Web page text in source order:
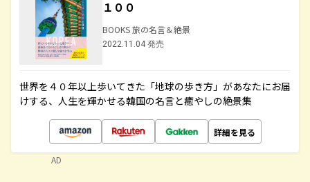
１００
BOOKS 旅の名言＆絶景
2022.11.04 発売
世界を４０年以上歩いてきた「地球の歩き方」があなたにお届
けする、人生を輝かせる韓国の名言と癒やしの絶景集
詳細を見る
AD